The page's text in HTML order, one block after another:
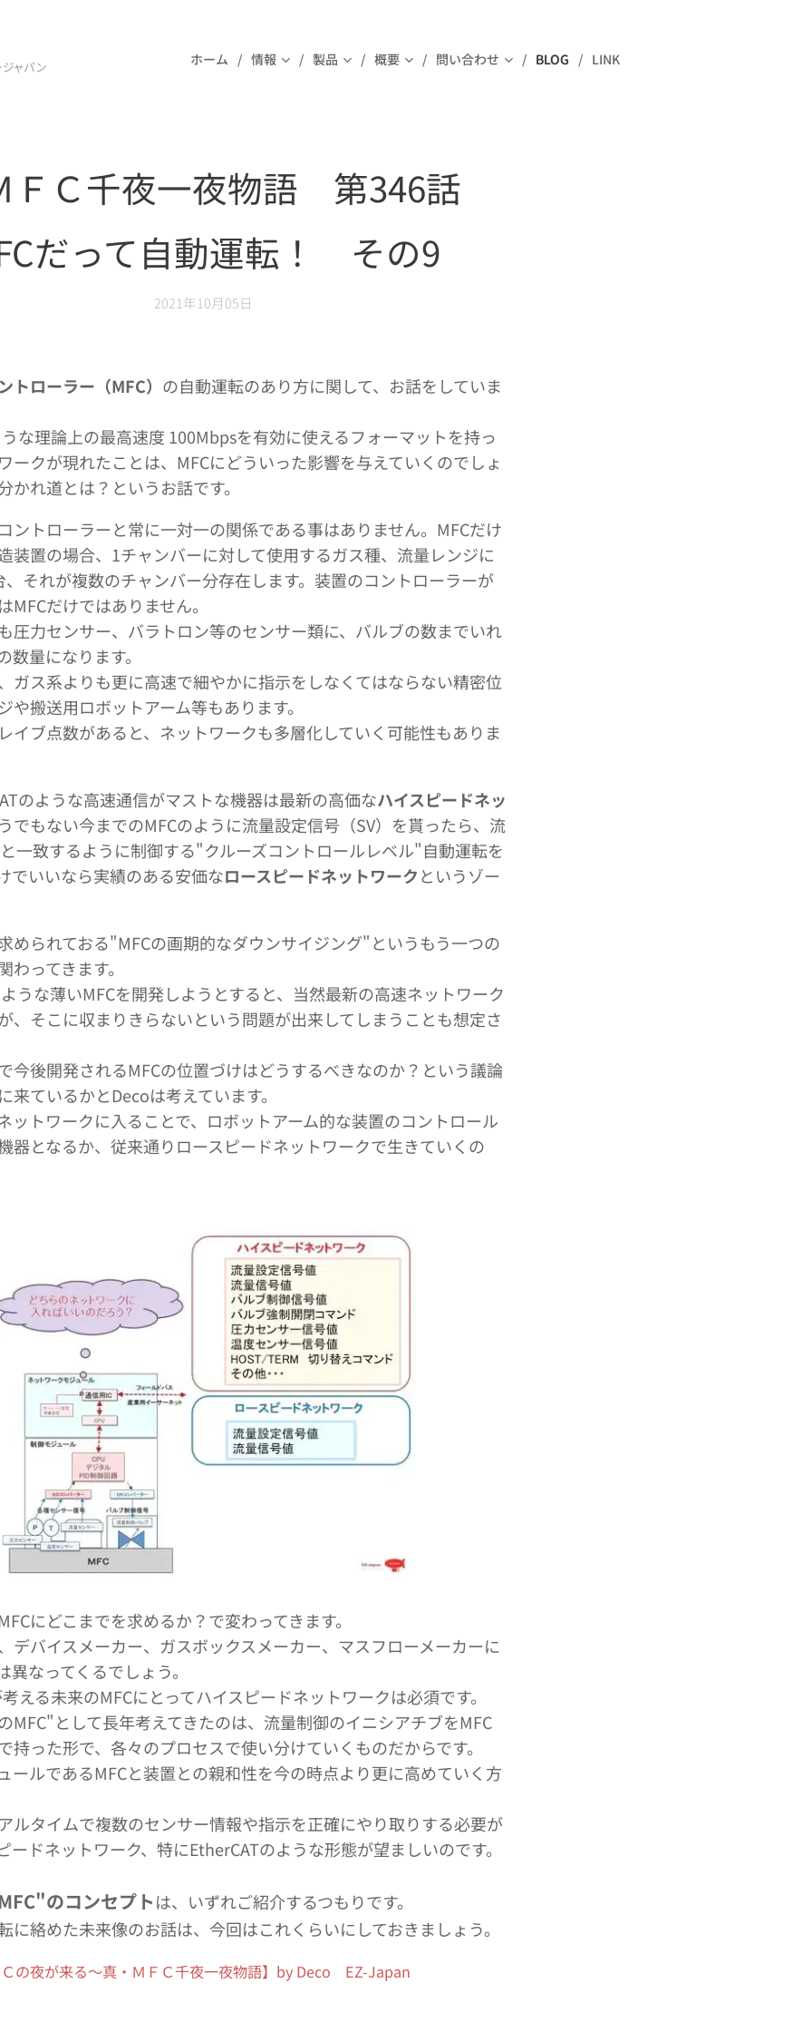
ャパン ホーム 情報 製品 概要 問い合わせ BLOG LINK
ＦＣ千夜一夜物語 第346話
だって自動運転！ その9
2021年10月05日
トローラー（MFC） の自動運転のあり方に関して、お話をしていま
な理論上の最高速度 100Mbpsを有効に使えるフォーマットを持っ
ークが現れたことは、MFCにどういった影響を与えていくのでしょ
かれ道とは？というお話です。
ントローラーと常に一対一の関係である事はありません。MFCだけ
装置の場合、1チャンバーに対して使用するガス種、流量レンジに
、それが複数のチャンバー分存在します。装置のコントローラーが
MFCだけではありません。
圧力センサー、バラトロン等のセンサー類に、バルブの数までいれ
数量になります。
ガス系よりも更に高速で細やかに指示をしなくてはならない精密位
や搬送用ロボットアーム等もあります。
イブ点数があると、ネットワークも多層化していく可能性もありま
のような高速通信がマストな機器は最新の高価なハイスピードネッ
でもない今までのMFCのように流量設定信号（SV）を貰ったら、流
一致するように制御する"クルーズコントロールレベル"自動運転を
でいいなら実績のある安価なロースピードネットワークというゾー
められておる"MFCの画期的なダウンサイジング"というもう一つの
わってきます。
うな薄いMFCを開発しようとすると、当然最新の高速ネットワーク
、そこに収まりきらないという問題が出来してしまうことも想定さ
今後開発されるMFCの位置づけはどうするべきなのか？という議論
来ているかとDecoは考えています。
ットワークに入ることで、ロボットアーム的な装置のコントロール
器となるか、従来通りロースピードネットワークで生きていくの
にどこまでを求めるか？で変わってきます。
デバイスメーカー、ガスボックスメーカー、マスフローメーカーに
異なってくるでしょう。
える未来のMFCにとってハイスピードネットワークは必須です。
MFC"として長年考えてきたのは、流量制御のイニシアチブをMFC
持った形で、各々のプロセスで使い分けていくものだからです。
ールであるMFCと装置との親和性を今の時点より更に高めていく方
ルタイムで複数のセンサー情報や指示を正確にやり取りする必要が
ードネットワーク、特にEtherCATのような形態が望ましいのです。
のコンセプトは、いずれご紹介するつもりです。
に絡めた未来像のお話は、今回はこれくらいにしておきましょう。
Ｃの夜が来る～真・ＭＦＣ千夜一夜物語】by Deco EZ-Japan